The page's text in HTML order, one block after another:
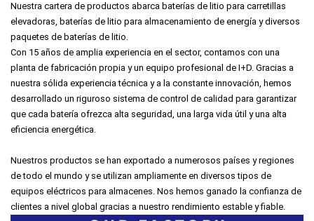
Nuestra cartera de productos abarca baterías de litio para carretillas
elevadoras, baterías de litio para almacenamiento de energía y diversos
paquetes de baterías de litio.
Con 15 años de amplia experiencia en el sector, contamos con una
planta de fabricación propia y un equipo profesional de I+D. Gracias a
nuestra sólida experiencia técnica y a la constante innovación, hemos
desarrollado un riguroso sistema de control de calidad para garantizar
que cada batería ofrezca alta seguridad, una larga vida útil y una alta
eficiencia energética.
Nuestros productos se han exportado a numerosos países y regiones
de todo el mundo y se utilizan ampliamente en diversos tipos de
equipos eléctricos para almacenes. Nos hemos ganado la confianza de
clientes a nivel global gracias a nuestro rendimiento estable y fiable.